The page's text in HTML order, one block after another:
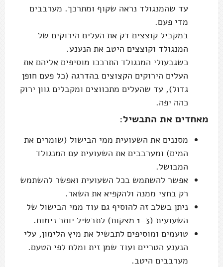
עד שהמנגולד נראה שקוף ומתרכך. מערבבים
מדי פעם.
במקביל קוצצים דק את העלים הירוקים של
המנגולד וקוצצים היטב את הנענע.
כשגבעולי המנגולד התרככו מוסיפים אליהם את
העלים הירוקים הקצוצים בהדרגה (כל פעם חופן
גדול), עד שהעלים מתכווצים ומקבלים גוון ירוק
כהה יפה.
מאחדים את התבשיל:
מסננים את השעועית ממי הבישול (שומרים את
המים) ומערבבים את השעועית עם המנגולד
המבושל.
אפשר להשתמש בכל השעועית ואפשר להשתמש
רק בחצי ממנה ולהקפיא את השאר.
ניתן בשלב זה להוסיף גם עוד ממי הבישול של
השעועית (1-3 מצקות) לתבשיל יותר נימוח.
טועמים ומוסיפים לתבשיל את מיץ הלימון, עלי
הנענע הטריים ועוד שמן זית ומלח לפי הטעם.
מערבבים היטב.